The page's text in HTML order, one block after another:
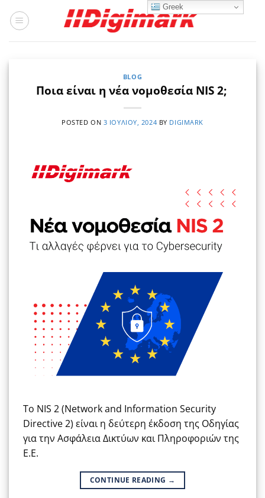
στο
BLOG
Ποια είναι η νέα νομοθεσία NIS 2;
POSTED ON 3 ΙΟΥΛΊΟΥ, 2024 BY DIGIMARK
Το NIS 2 (Network and Information Security
Directive 2) είναι η δεύτερη έκδοση της Οδηγίας
για την Ασφάλεια Δικτύων και Πληροφοριών της
Ε.Ε.
CONTINUE READING →
Greek